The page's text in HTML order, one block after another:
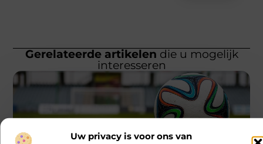
Uw privacy is voor ons van
Gerelateerde artikelen die u mogelijk
interesseren